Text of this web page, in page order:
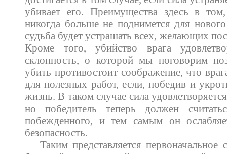
убивает его. Преимущества здесь в
никогда больше не поднимется для
судьба будет устрашать всех, желающих
Кроме того, убийство врага
склонность, о которой мы поговорим
убить противостоит соображение, что
для полезных работ, если, победив и
жизнь. В таком случае сила
но победитель теперь должен
побежденного, и тем самым он
безопасность.
Таким представляется первоначальное